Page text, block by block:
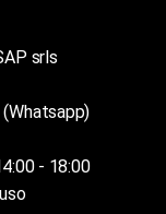
srls
- 18:00